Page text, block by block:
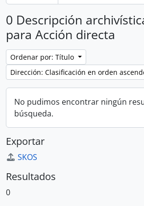
0 Descripción
para Acción directa
Ordenar por: Título
Dirección: Clasificación en orden
No pudimos encontrar ningún
búsqueda.
Exportar
SKOS
Resultados
0